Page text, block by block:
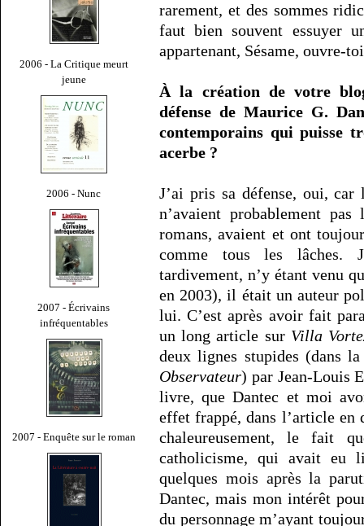
2006 - La Critique meurt
jeune
2006 - Nunc
2007 - Écrivains
infréquentables
2007 - Enquête sur le roman
rarement, et des sommes
faut bien souvent essuyer
appartenant, Sésame, ouvre-
À la création de votre
défense de Maurice G.
contemporains qui puisse
acerbe ?
J’ai pris sa défense, oui,
n’avaient probablement
romans, avaient et ont
comme tous les lâches.
tardivement, n’y étant venu
en 2003), il était un auteur
lui. C’est après avoir fait
un long article sur Villa
deux lignes stupides (dans
Observateur) par Jean-Louis
livre, que Dantec et moi
effet frappé, dans l’article
chaleureusement, le fait
catholicisme, qui avait eu
quelques mois après la
Dantec, mais mon intérêt
du personnage m’ayant